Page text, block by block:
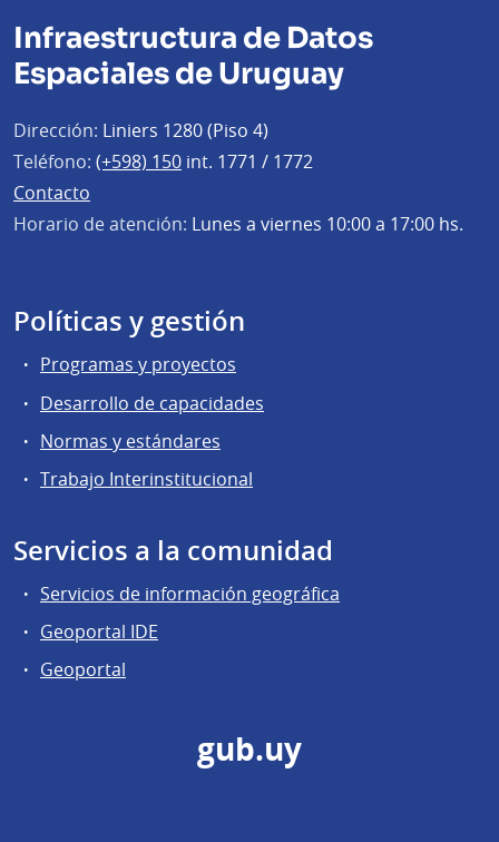
Infraestructura de Datos
Espaciales de Uruguay
Dirección: Liniers 1280 (Piso 4)
Teléfono: (+598) 150 int. 1771 / 1772
Contacto
Horario de atención: Lunes a viernes 10:00 a 17:00 hs.
Políticas y gestión
Programas y proyectos
Desarrollo de capacidades
Normas y estándares
Trabajo Interinstitucional
Servicios a la comunidad
Servicios de información geográfica
Geoportal IDE
Geoportal
gub.uy